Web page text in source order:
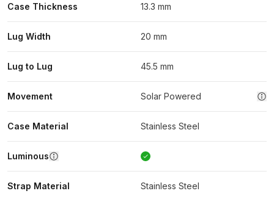
Case Thickness 13.3 mm
Lug Width 20 mm
Lug to Lug 45.5 mm
Movement Solar Powered
Case Material Stainless Steel
Luminous
Strap Material Stainless Steel